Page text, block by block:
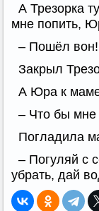
А Трезорка
мне попить,
– Пошёл
Закрыл
А Юра к
– Что бы мне
Погладила
– Погуляй с
убрать, дай